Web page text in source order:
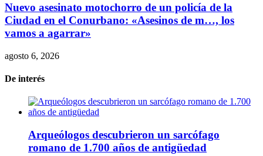
Nuevo asesinato motochorro de un policía de la
Ciudad en el Conurbano: «Asesinos de m…, los
vamos a agarrar»
agosto 6, 2026
De interés
Arqueólogos descubrieron un sarcófago
romano de 1.700 años de antigüedad